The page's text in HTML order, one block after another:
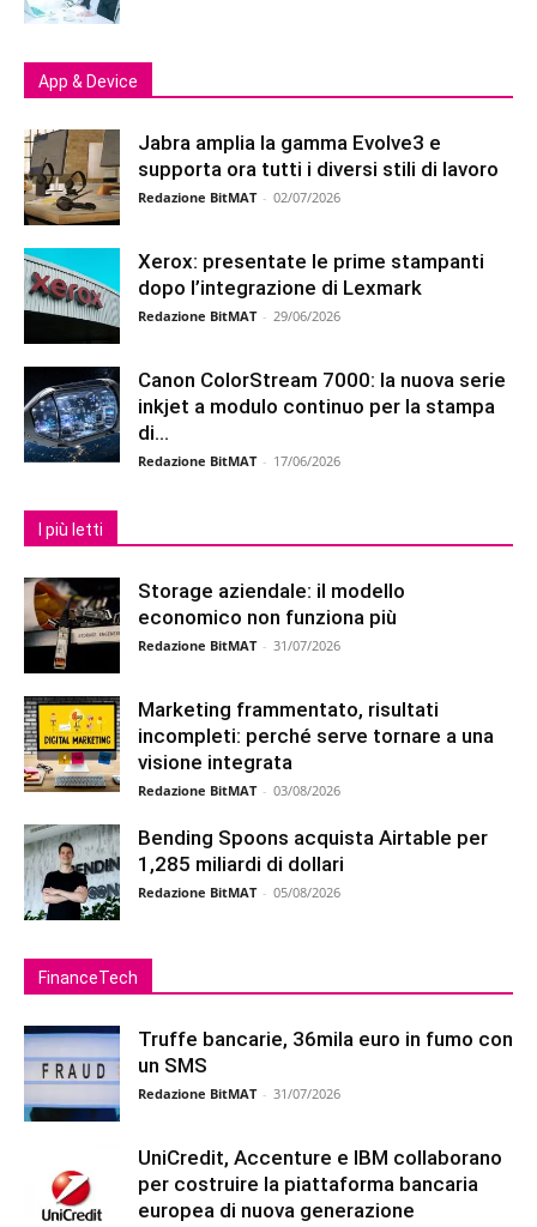
App & Device
Jabra amplia la gamma Evolve3 e
supporta ora tutti i diversi stili di lavoro
Redazione BitMAT - 02/07/2026
Xerox: presentate le prime stampanti
dopo l’integrazione di Lexmark
Redazione BitMAT - 29/06/2026
Canon ColorStream 7000: la nuova serie
inkjet a modulo continuo per la stampa
di...
Redazione BitMAT - 17/06/2026
I più letti
Storage aziendale: il modello
economico non funziona più
Redazione BitMAT - 31/07/2026
Marketing frammentato, risultati
incompleti: perché serve tornare a una
visione integrata
Redazione BitMAT - 03/08/2026
Bending Spoons acquista Airtable per
1,285 miliardi di dollari
Redazione BitMAT - 05/08/2026
FinanceTech
Truffe bancarie, 36mila euro in fumo con
un SMS
Redazione BitMAT - 31/07/2026
UniCredit, Accenture e IBM collaborano
per costruire la piattaforma bancaria
europea di nuova generazione